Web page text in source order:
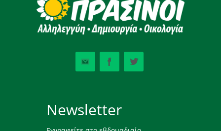
Newsletter